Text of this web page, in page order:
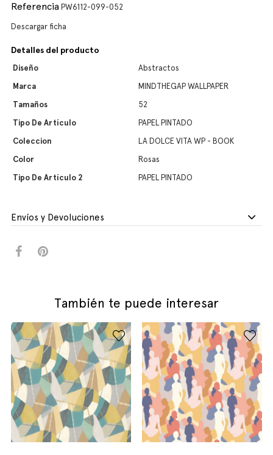
Referencia PW6112-099-052
Descargar ficha
Detalles del producto
Diseño
Abstractos
Marca
MINDTHEGAP WALLPAPER
Tamaños
52
Tipo De Artículo
PAPEL PINTADO
Coleccion
LA DOLCE VITA WP - BOOK
Color
Rosas
Tipo De Artículo 2
PAPEL PINTADO
Envíos y Devoluciones
También te puede interesar